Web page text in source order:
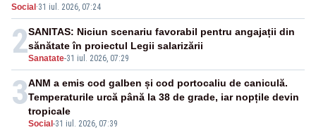
ridicate de la sol
Social ·31 iul. 2026, 07:24
2Sanatate-31 iul. 2026, 07:29
SANITAS: Niciun scenariu favorabil pentru angajații din
sănătate în proiectul Legii salarizării
3
Social -31 iul. 2026, 07:39
ANM a emis cod galben și cod portocaliu de caniculă.
Temperaturile urcă până la 38 de grade, iar nopțile devin
tropicale